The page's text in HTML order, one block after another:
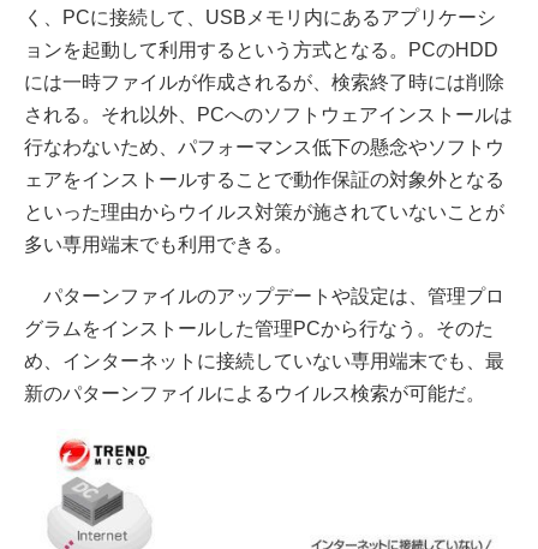
く、PCに接続して、USBメモリ内にあるアプリケーシ
ョンを起動して利用するという方式となる。PCのHDD
には一時ファイルが作成されるが、検索終了時には削除
される。それ以外、PCへのソフトウェアインストールは
行なわないため、パフォーマンス低下の懸念やソフトウ
ェアをインストールすることで動作保証の対象外となる
といった理由からウイルス対策が施されていないことが
多い専用端末でも利用できる。
パターンファイルのアップデートや設定は、管理プロ
グラムをインストールした管理PCから行なう。そのた
め、インターネットに接続していない専用端末でも、最
新のパターンファイルによるウイルス検索が可能だ。